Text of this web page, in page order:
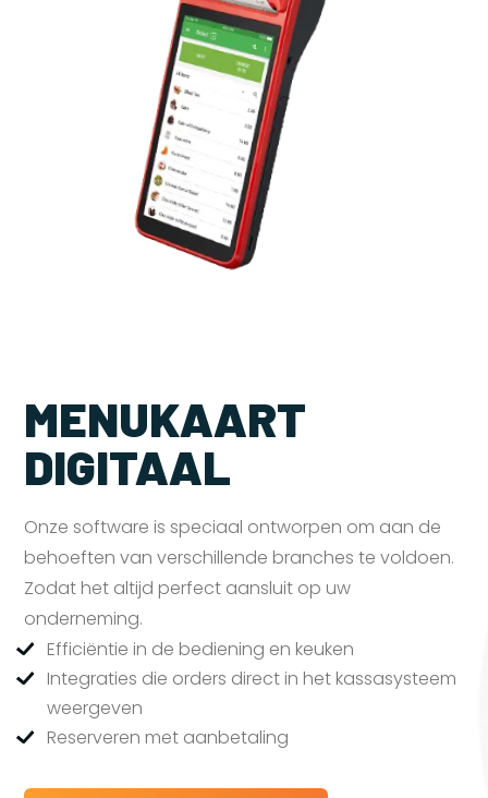
MENUKAART
DIGITAAL
Onze software is speciaal ontworpen om aan de
behoeften van verschillende branches te voldoen.
Zodat het altijd perfect aansluit op uw
onderneming.
Efficiëntie in de bediening en keuken
Integraties die orders direct in het kassasysteem
weergeven
Reserveren met aanbetaling